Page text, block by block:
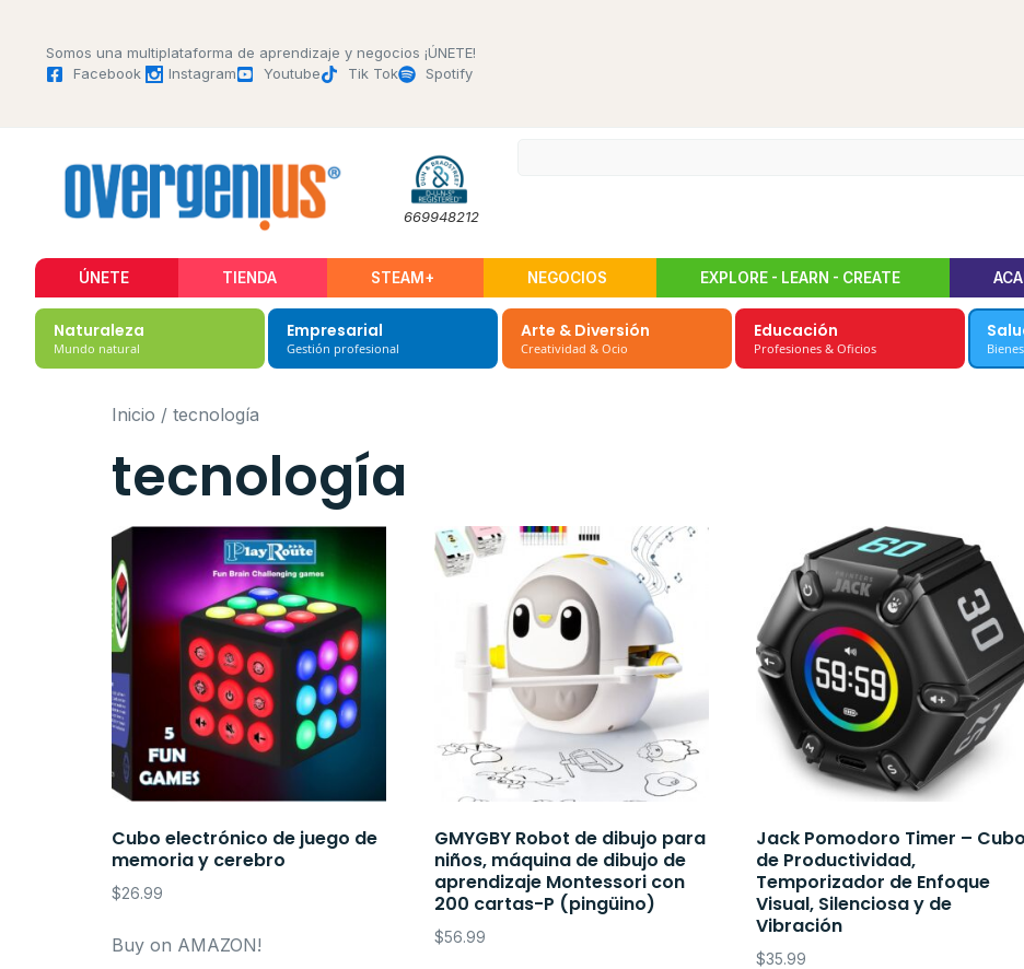
Somos una multiplataforma de aprendizaje y negocios ¡ÚNETE!
Facebook
Instagram Youtube Tik Tok Spotify
669948212
ÚNETE TIENDA STEAM+ NEGOCIOS EXPLORE - LEARN - CREATE
Naturaleza
Mundo natural
Empresarial
Gestión profesional
Arte & Diversión
Creatividad & Ocio
Educación
Profesiones & Oficios
Inicio / tecnología
tecnología
Cubo electrónico de juego de
memoria y cerebro
$26.99
Buy on AMAZON!
GMYGBY Robot de dibujo para
niños, máquina de dibujo de
aprendizaje Montessori con
200 cartas-P (pingüino)
$56.99
Jack Pomodoro Timer – Cubo
de Productividad,
Temporizador de Enfoque
Visual, Silenciosa y de
Vibración
$35.99